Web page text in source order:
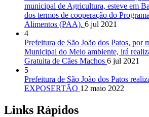
municipal de Agricultura, esteve em
dos termos de cooperação do
Alimentos (PAA). 6 jul 2021
4
Prefeitura de São João dos Patos, por
Municipal do Meio ambiente, irá
Gratuita de Cães Machos 6 jul 2021
5
Prefeitura de São João dos Patos
EXPOSERTÃO 12 maio 2022
Links Rápidos